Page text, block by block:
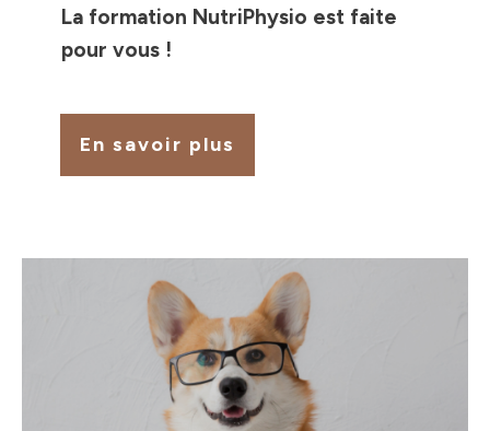
La formation NutriPhysio est faite
pour vous !
En savoir plus